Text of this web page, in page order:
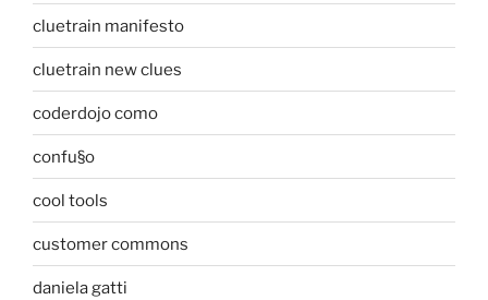
cluetrain manifesto
cluetrain new clues
coderdojo como
confu§o
cool tools
customer commons
daniela gatti